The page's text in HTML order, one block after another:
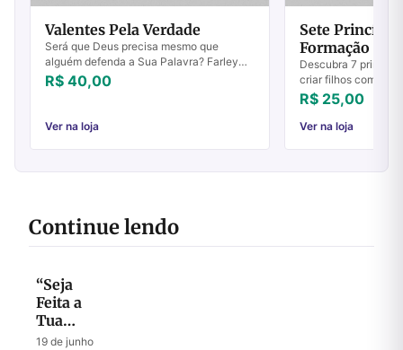
Valentes Pela Verdade
Será que Deus precisa mesmo que
alguém defenda a Sua Palavra? Farley
Labatut defende que a questão não é se
Deus precisa, mas se Ele deseja que
R$ 40,00
Ver na loja
Sete
Formação da
Descubra 7
criar filhos com
Aprenda com a
autor.
R$ 25,00
Ver na loja
Continue lendo
“Seja
Feita a
Tua
Vontade”
19 de junho